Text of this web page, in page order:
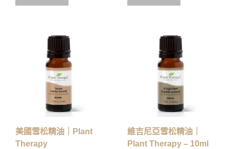
5
美國雪松精油｜Plant
Therapy
維吉尼亞雪松精油｜
Plant Therapy – 10ml